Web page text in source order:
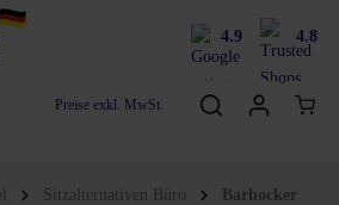
4.9 4.8
Preise exkl. MwSt.
Sitzalternativen Büro Barhocker